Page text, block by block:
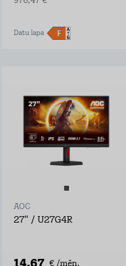
Datu lapa
AOC
27" / U27G4R
14,67 € /mēn.